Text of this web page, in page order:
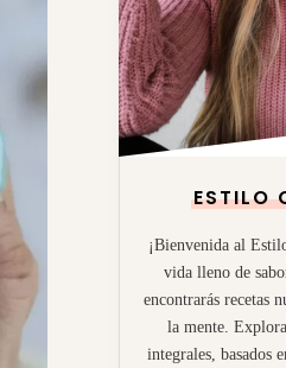
ESTILO
¡Bienvenida al
vida lleno de
encontrarás recetas
la mente.
integrales, basados